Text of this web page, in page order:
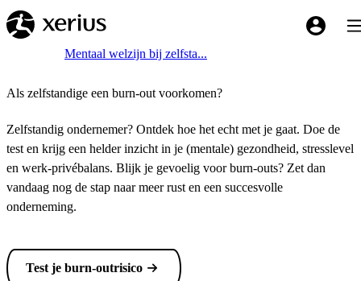
Overslaan naar de hoofdinhoud
My
Breadcrumb
HomeMentaal welzijn bij zelfsta...
Als zelfstandige een burn-out voorkomen?
Zelfstandig ondernemer? Ontdek hoe het echt met je gaat. Doe de
test en krijg een helder inzicht in je (mentale) gezondheid, stresslevel
en werk-privébalans. Blijk je gevoelig voor burn-outs? Zet dan
vandaag nog de stap naar meer rust en een succesvolle
onderneming.
Test je burn-outrisico